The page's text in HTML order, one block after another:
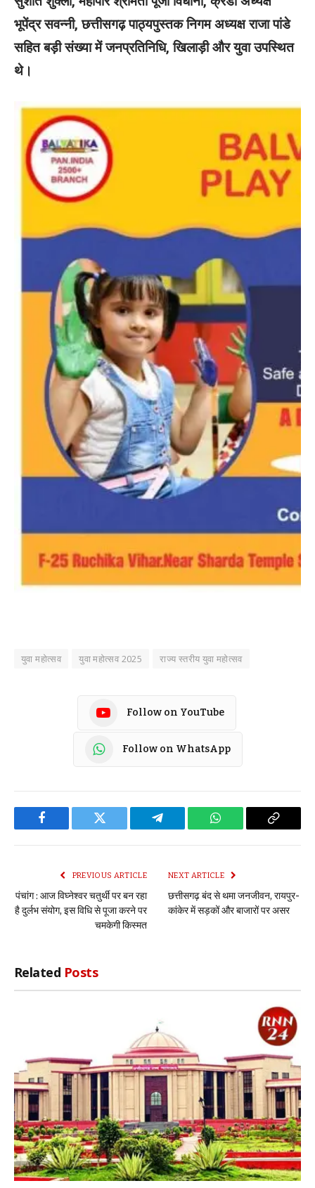
भूपेंद्र सवन्नी, छत्तीसगढ़ पाठ्यपुस्तक निगम अध्यक्ष राजा पांडे
सहित बड़ी संख्या में जनप्रतिनिधि, खिलाड़ी और युवा उपस्थित
थे।
युवा महोत्सव युवा महोत्सव 2025 राज्य स्तरीय युवा महोत्सव
Follow on YouTube
Follow on WhatsApp
Facebook Twitter Telegram WhatsApp Copy
PREVIOUS ARTICLE
पंचांग : आज विघ्नेश्वर चतुर्थी पर बन रहा
है दुर्लभ संयोग, इस विधि से पूजा करने पर
चमकेगी किस्मत
NEXT ARTICLE
छत्तीसगढ़ बंद से थमा जनजीवन, रायपुर-
कांकेर में सड़कों और बाजारों पर असर
Related Posts